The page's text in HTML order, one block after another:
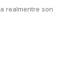
realmentre son